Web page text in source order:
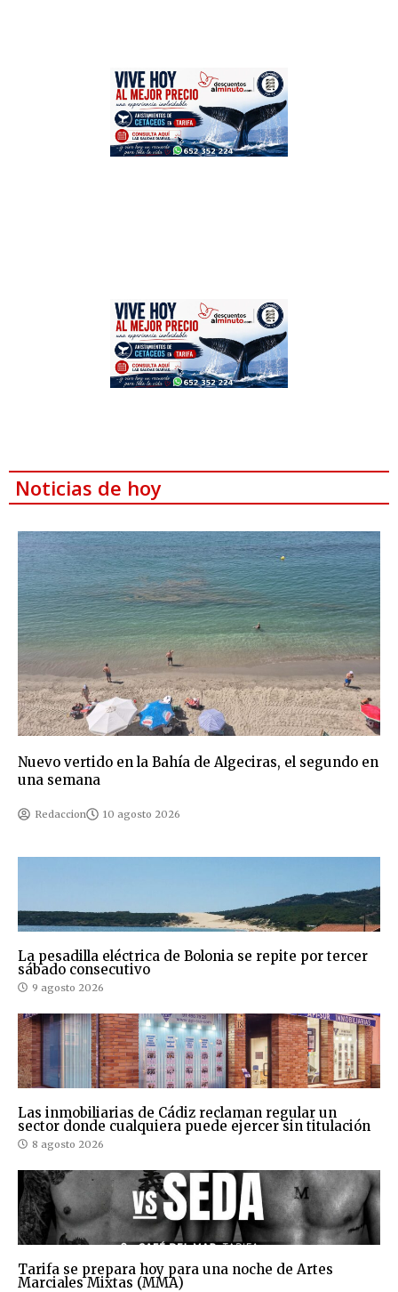
Noticias de hoy
Nuevo vertido en la Bahía de Algeciras, el segundo en
una semana
Redaccion 10 agosto 2026
La pesadilla eléctrica de Bolonia se repite por tercer
sábado consecutivo
9 agosto 2026
Las inmobiliarias de Cádiz reclaman regular un
sector donde cualquiera puede ejercer sin titulación
8 agosto 2026
Tarifa se prepara hoy para una noche de Artes
Marciales Mixtas (MMA)